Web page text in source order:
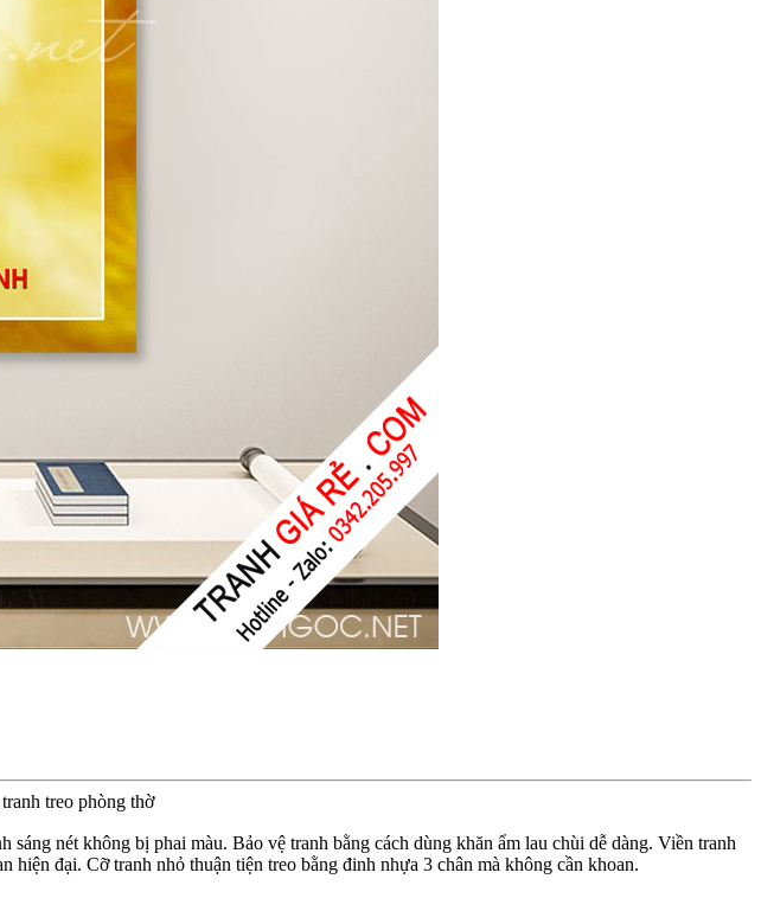
treo phòng thờ
nét không bị phai màu. Bảo vệ tranh bằng cách dùng khăn ẩm lau chùi dễ dàng. Viền tranh
đại. Cỡ tranh nhỏ thuận tiện treo bằng đinh nhựa 3 chân mà không cần khoan.